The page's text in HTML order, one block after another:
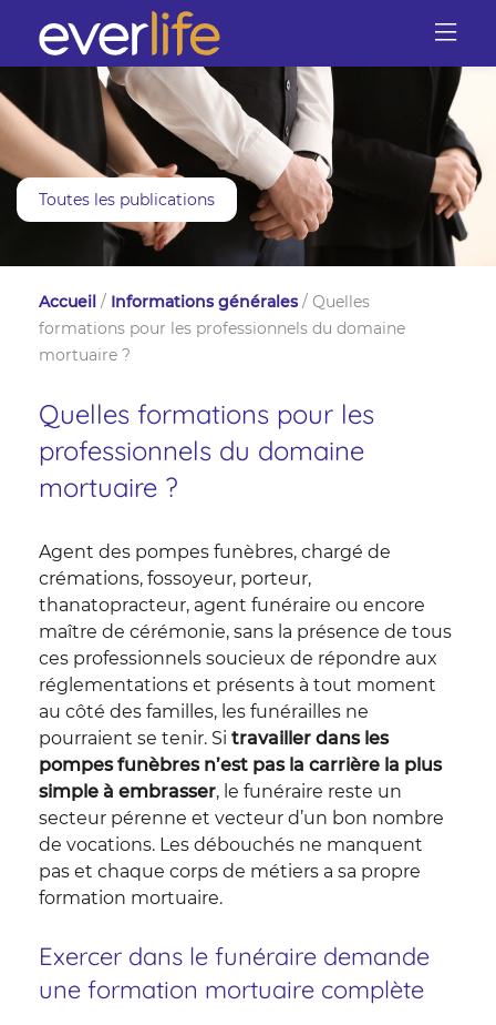
Toutes les publications
Accueil / Informations générales/ Quelles
formations pour les professionnels du domaine
mortuaire ?
Quelles formations pour les
professionnels du domaine
mortuaire ?
Agent des pompes funèbres, chargé de
crémations, fossoyeur, porteur,
thanatopracteur, agent funéraire ou encore
maître de cérémonie, sans la présence de tous
ces professionnels soucieux de répondre aux
réglementations et présents à tout moment
au côté des familles, les funérailles ne
pourraient se tenir. Si travailler dans les
pompes funèbres n’est pas la carrière la plus
simple à embrasser, le funéraire reste un
secteur pérenne et vecteur d’un bon nombre
de vocations. Les débouchés ne manquent
pas et chaque corps de métiers a sa propre
formation mortuaire.
Exercer dans le funéraire demande
une formation mortuaire complète